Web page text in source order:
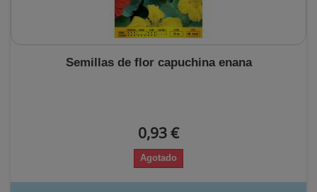
Semillas de flor capuchina enana
0,93 €
Agotado